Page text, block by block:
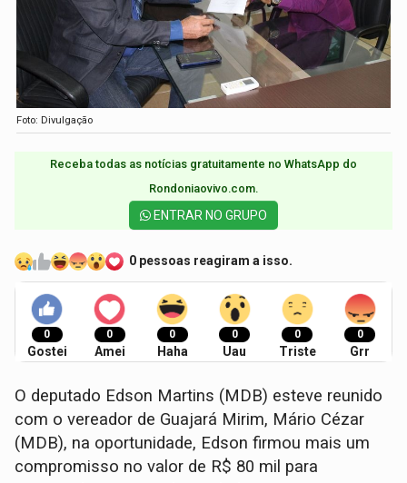
Foto: Divulgação
Receba todas as notícias gratuitamente no WhatsApp do
Rondoniaovivo.com.​
ENTRAR NO GRUPO
0 pessoas reagiram a isso.
0
Gostei
0
Amei
0
Haha
0
Uau
0
Triste
0
Grr
O deputado Edson Martins (MDB) esteve reunido
com o vereador de Guajará Mirim, Mário Cézar
(MDB), na oportunidade, Edson firmou mais um
compromisso no valor de R$ 80 mil para